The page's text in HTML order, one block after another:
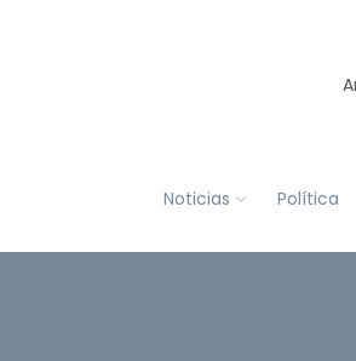
Noticias Política